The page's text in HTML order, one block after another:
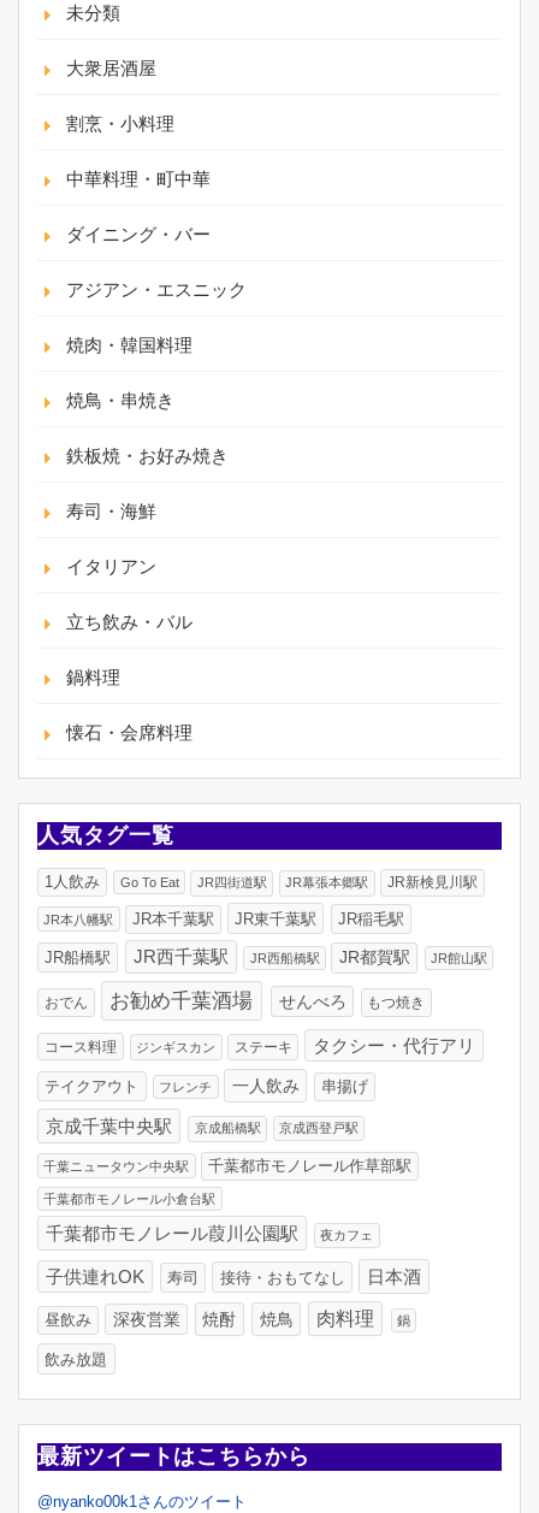
未分類
大衆居酒屋
割烹・小料理
中華料理・町中華
ダイニング・バー
アジアン・エスニック
焼肉・韓国料理
焼鳥・串焼き
鉄板焼・お好み焼き
寿司・海鮮
イタリアン
立ち飲み・バル
鍋料理
懐石・会席料理
人気タグ一覧
1人飲み Go To Eat JR四街道駅 JR幕張本郷駅 JR新検見川駅
JR本八幡駅 JR本千葉駅 JR東千葉駅 JR稲毛駅
JR船橋駅 JR西千葉駅 JR西船橋駅 JR都賀駅 JR館山駅
おでん お勧め千葉酒場 せんべろ もつ焼き
コース料理 ジンギスカン ステーキ タクシー・代行アリ
テイクアウト フレンチ 一人飲み 串揚げ
京成千葉中央駅 京成船橋駅 京成西登戸駅
千葉ニュータウン中央駅 千葉都市モノレール作草部駅
千葉都市モノレール小倉台駅
千葉都市モノレール葭川公園駅 夜カフェ
子供連れOK 寿司 接待・おもてなし 日本酒
昼飲み 深夜営業 焼酎 焼鳥 肉料理 鍋
飲み放題
最新ツイートはこちらから
@nyanko00k1さんのツイート